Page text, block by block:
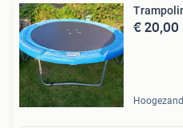
€ 20,00
Hoogezand